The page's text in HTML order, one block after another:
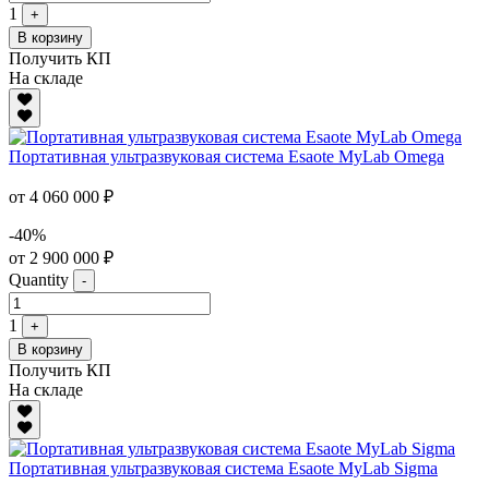
1
+
В корзину
Получить КП
На складе
Портативная ультразвуковая система Esaote MyLab Omega
от 4 060 000 ₽
-40%
от 2 900 000 ₽
Quantity
-
1
+
В корзину
Получить КП
На складе
Портативная ультразвуковая система Esaote MyLab Sigma